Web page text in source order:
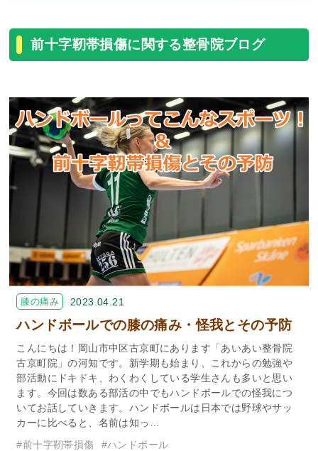
前十字靭帯損傷に関する整骨院ブログ
膝の痛み 2023.04.21
ハンドボールでの膝の痛み・怪我とその予防
こんにちは！岡山市中区古京町にあります「あいあい整骨院
古京町院」の河知です。新学期も始まり、これからの勉強や
部活動にドキドキ、わくわくしている学生さんも多いと思い
ます。今回は数ある部活の中でもハンドボールでの怪我につ
いてお話していきます。ハンドボールは日本では野球やサッ
カーに比べると、名前は知っ…
#前十字靭帯損傷
#ハンドボール